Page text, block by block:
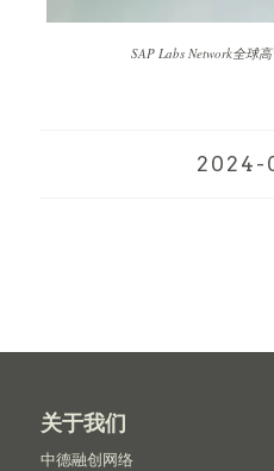
SAP Labs Network全球
2024-
关于我们
中德融创网络